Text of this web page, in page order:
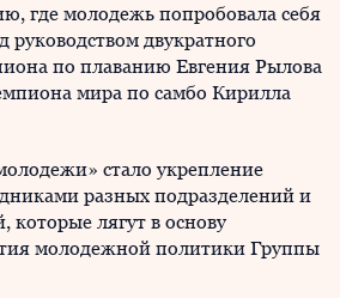
где молодежь попробовала себя
руководством двукратного
по плаванию Евгения Рылова
мира по самбо Кирилла
стало укрепление
разных подразделений и
лягут в основу
молодежной политики Группы